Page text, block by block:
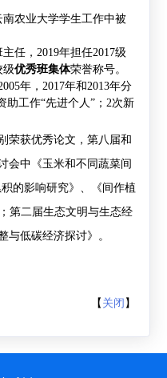
南农业大学学生工作中被
任， 2019年担任2017级
级优秀班集体荣誉称号。
年， 2017年和2013年分
助工作“先进个人 ”； 2次新
荣获优秀论文，第八届和
会中《玉米和不同蔬菜间
积的影响研究》、《间作植
第二届生态文明与生态经
与低碳经济探讨》。
【 关闭 】